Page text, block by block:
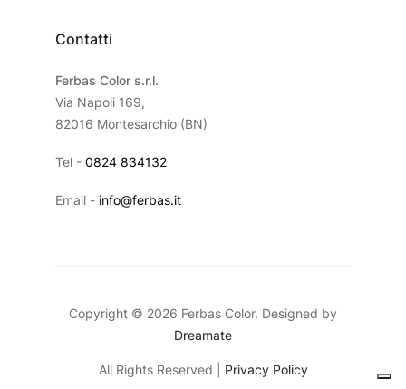
Contatti
Ferbas Color s.r.l.
Via Napoli 169,
82016 Montesarchio (BN)
Tel - 0824 834132
Email - info@ferbas.it
Copyright © 2026 Ferbas Color. Designed by
Dreamate
All Rights Reserved | Privacy Policy